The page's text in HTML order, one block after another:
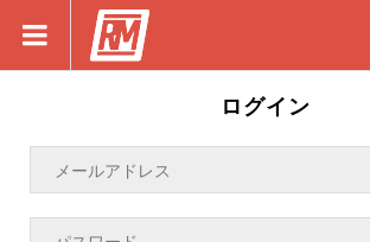
ログイン